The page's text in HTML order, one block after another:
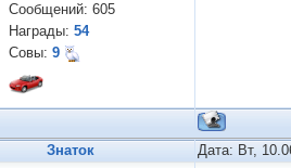
Сообщений: 605
Награды: 54
Совы: 9
Знаток Дата: Вт,